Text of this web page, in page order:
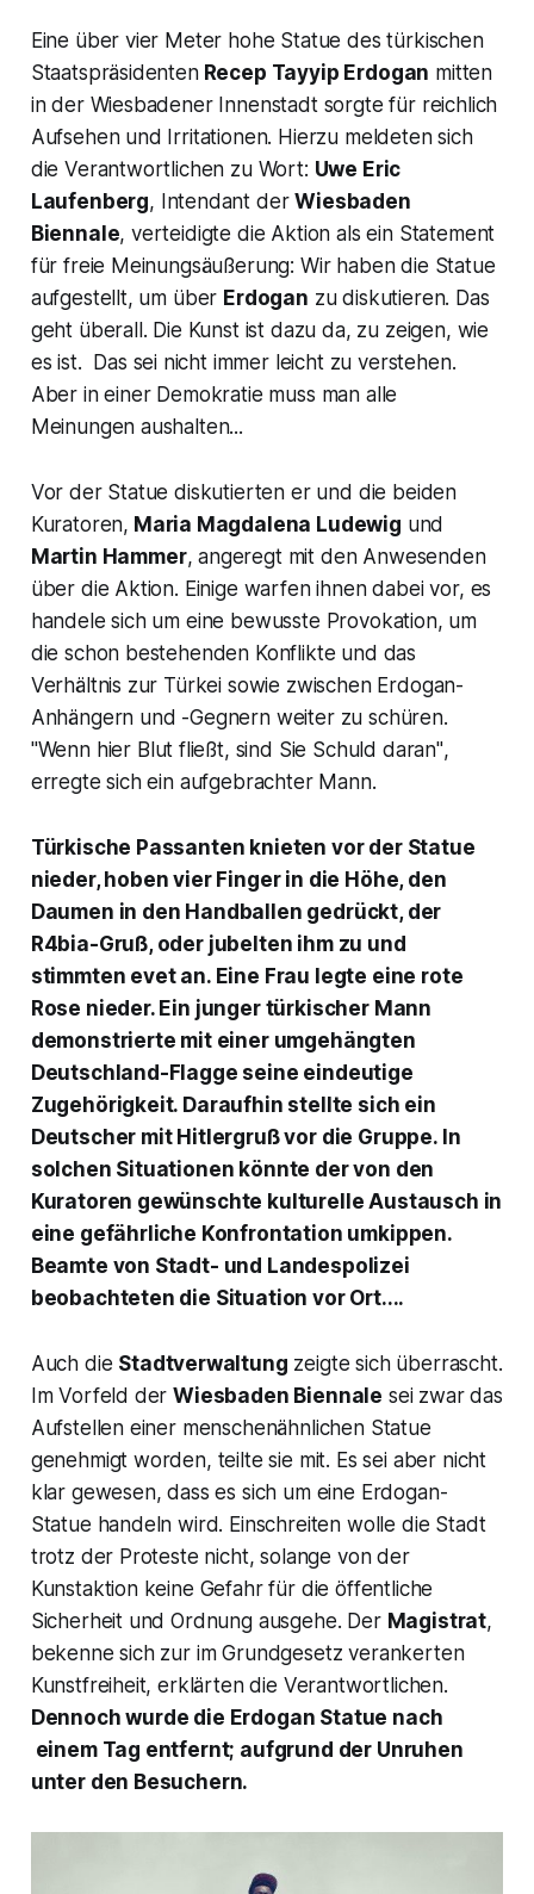
Eine über vier Meter hohe Statue des türkischen
StaatspräsidentenRecep Tayyip Erdogan mitten
in der Wiesbadener Innenstadt sorgte für reichlich
Aufsehen und Irritationen. Hierzu meldeten sich
die Verantwortlichen zu Wort: Uwe Eric
Laufenberg, Intendant derWiesbaden
Biennale, verteidigte die Aktion als ein Statement
für freie Meinungsäußerung: Wir haben die Statue
aufgestellt, um über Erdogan zu diskutieren. Das
geht überall. Die Kunst ist dazu da, zu zeigen, wie
es ist. Das sei nicht immer leicht zu verstehen.
Aber in einer Demokratie muss man alle
Meinungen aushalten...
Vor der Statue diskutierten er und die beiden
Kuratoren, Maria Magdalena Ludewig und
Martin Hammer, angeregt mit den Anwesenden
über die Aktion. Einige warfen ihnen dabei vor, es
handele sich um eine bewusste Provokation, um
die schon bestehenden Konflikte und das
Verhältnis zur Türkei sowie zwischen Erdogan-
Anhängern und -Gegnern weiter zu schüren.
"Wenn hier Blut fließt, sind Sie Schuld daran",
erregte sich ein aufgebrachter Mann.
Türkische Passanten knieten vor der Statue
nieder, hoben vier Finger in die Höhe, den
Daumen in den Handballen gedrückt, der
R4bia-Gruß, oder jubelten ihm zu und
stimmten evet an. Eine Frau legte eine rote
Rose nieder. Ein junger türkischer Mann
demonstrierte mit einer umgehängten
Deutschland-Flagge seine eindeutige
Zugehörigkeit. Daraufhin stellte sich ein
Deutscher mit Hitlergruß vor die Gruppe. In
solchen Situationen könnte der von den
Kuratoren gewünschte kulturelle Austausch in
eine gefährliche Konfrontation umkippen.
Beamte von Stadt- und Landespolizei
beobachteten die Situation vor Ort....
Auch die Stadtverwaltung zeigte sich überrascht.
Im Vorfeld derWiesbaden Biennale sei zwar das
Aufstellen einer menschenähnlichen Statue
genehmigt worden, teilte sie mit. Es sei aber nicht
klar gewesen,dass es sich um eine Erdogan-
Statue handeln wird. Einschreiten wolle die Stadt
trotz der Proteste nicht, solange von der
Kunstaktion keine Gefahr für die öffentliche
Sicherheit und Ordnung ausgehe. Der Magistrat,
bekenne sich zur im Grundgesetz verankerten
Kunstfreiheit, erklärten die Verantwortlichen.
Dennoch wurde die Erdogan Statue nach
einem Tag entfernt; aufgrund der Unruhen
unter den Besuchern.